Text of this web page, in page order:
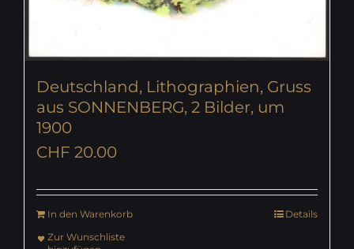
Deutschland, Lithographien, Gruss
aus SONNENBERG, 2 Bilder, um
1900
CHF 20.00
In den Warenkorb
Details
Zur Wunschliste